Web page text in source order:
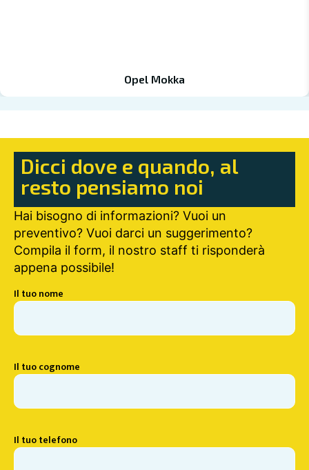
Opel Mokka
Dicci dove e quando, al
resto pensiamo noi
Hai bisogno di informazioni? Vuoi un
preventivo? Vuoi darci un suggerimento?
Compila il form, il nostro staff ti risponderà
appena possibile!
Il tuo nome
Il tuo cognome
Il tuo telefono